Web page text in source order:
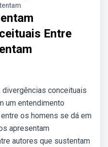
Entre
conceituais
um entendimento
os homens se dá em
apresentam
autores que sustentam